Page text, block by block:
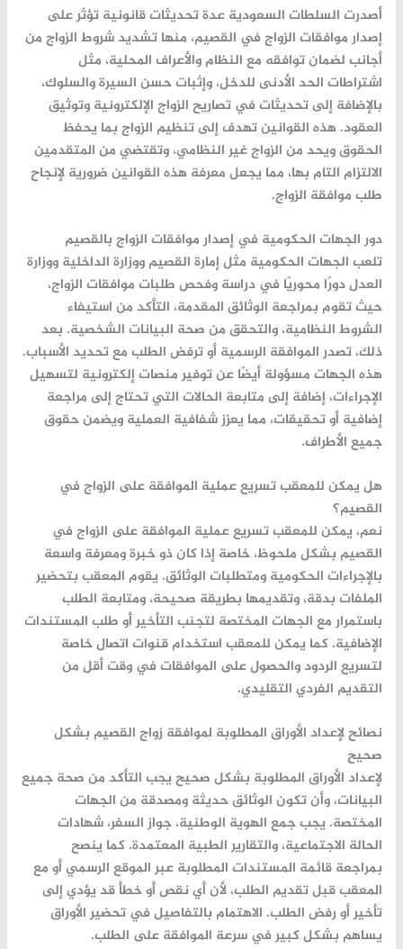
أصدرت السلطات السعودية عدة تحديثات قانونية تؤثر على
إصدار موافقات الزواج في القصيم، منها تشديد شروط الزواج من
أجانب لضمان توافقه مع النظام والأعراف المحلية، مثل
اشتراطات الحد الأدنى للدخل، وإثبات حسن السيرة والسلوك،
بالإضافة إلى تحديثات في تصاريح الزواج الإلكترونية وتوثيق
العقود. هذه القوانين تهدف إلى تنظيم الزواج بما يحفظ
الحقوق ويحد من الزواج غير النظامي، وتقتضي من المتقدمين
الالتزام التام بها، مما يجعل معرفة هذه القوانين ضرورية لإنجاح
طلب موافقة الزواج.
دور الجهات الحكومية في إصدار موافقات الزواج بالقصيم
تلعب الجهات الحكومية مثل إمارة القصيم ووزارة الداخلية ووزارة
العدل دورًا محوريًا في دراسة وفحص طلبات موافقات الزواج،
حيث تقوم بمراجعة الوثائق المقدمة، التأكد من استيفاء
الشروط النظامية، والتحقق من صحة البيانات الشخصية. بعد
ذلك، تصدر الموافقة الرسمية أو ترفض الطلب مع تحديد الأسباب.
هذه الجهات مسؤولة أيضًا عن توفير منصات إلكترونية لتسهيل
الإجراءات، إضافة إلى متابعة الحالات التي تحتاج إلى مراجعة
إضافية أو تحقيقات، مما يعزز شفافية العملية ويضمن حقوق
جميع الأطراف.
هل يمكن للمعقب تسريع عملية الموافقة على الزواج في
القصيم؟
نعم، يمكن للمعقب تسريع عملية الموافقة على الزواج في
القصيم بشكل ملحوظ، خاصة إذا كان ذو خبرة ومعرفة واسعة
بالإجراءات الحكومية ومتطلبات الوثائق. يقوم المعقب بتحضير
الملفات بدقة، وتقديمها بطريقة صحيحة، ومتابعة الطلب
باستمرار مع الجهات المختصة لتجنب التأخير أو طلب المستندات
الإضافية. كما يمكن للمعقب استخدام قنوات اتصال خاصة
لتسريع الردود والحصول على الموافقات في وقت أقل من
التقديم الفردي التقليدي.
نصائح لإعداد الأوراق المطلوبة لموافقة زواج القصيم بشكل
صحيح
لإعداد الأوراق المطلوبة بشكل صحيح يجب التأكد من صحة جميع
البيانات، وأن تكون الوثائق حديثة ومصدقة من الجهات
المختصة. يجب جمع الهوية الوطنية، جواز السفر، شهادات
الحالة الاجتماعية، والتقارير الطبية المعتمدة. كما ينصح
بمراجعة قائمة المستندات المطلوبة عبر الموقع الرسمي أو مع
المعقب قبل تقديم الطلب، لأن أي نقص أو خطأ قد يؤدي إلى
تأخير أو رفض الطلب. الاهتمام بالتفاصيل في تحضير الأوراق
يساهم بشكل كبير في سرعة الموافقة على الطلب.